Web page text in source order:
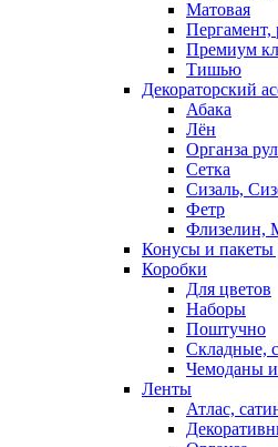
Матовая
Пергамент,
Премиум
Тишью
Декораторский
Абака
Лён
Органза
Сетка
Сизаль,
Фетр
Флизелин,
Конусы и пакеты
Коробки
Для цветов
Наборы
Поштучно
Складные,
Чемоданы
Ленты
Атлас,